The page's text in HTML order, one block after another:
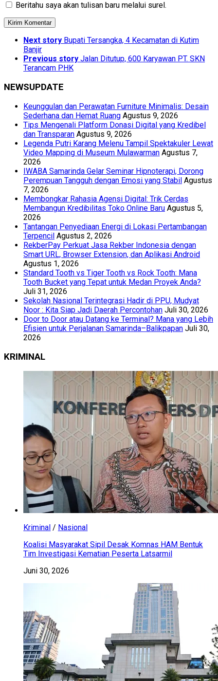
Beritahu saya akan tulisan baru melalui surel.
Next story Bupati Tersangka, 4 Kecamatan di Kutim
Banjir
Previous story Jalan Ditutup, 600 Karyawan PT. SKN
Terancam PHK
NEWSUPDATE
Keunggulan dan Perawatan Furniture Minimalis: Desain
Sederhana dan Hemat Ruang Agustus 9, 2026
Tips Mengenali Platform Donasi Digital yang Kredibel
dan Transparan Agustus 9, 2026
Legenda Putri Karang Melenu Tampil Spektakuler Lewat
Video Mapping di Museum Mulawarman Agustus 7,
2026
IWABA Samarinda Gelar Seminar Hipnoterapi, Dorong
Perempuan Tangguh dengan Emosi yang Stabil Agustus
7, 2026
Membongkar Rahasia Agensi Digital: Trik Cerdas
Membangun Kredibilitas Toko Online Baru Agustus 5,
2026
Tantangan Penyediaan Energi di Lokasi Pertambangan
Terpencil Agustus 2, 2026
RekberPay Perkuat Jasa Rekber Indonesia dengan
Smart URL, Browser Extension, dan Aplikasi Android
Agustus 1, 2026
Standard Tooth vs Tiger Tooth vs Rock Tooth: Mana
Tooth Bucket yang Tepat untuk Medan Proyek Anda?
Juli 31, 2026
Sekolah Nasional Terintegrasi Hadir di PPU, Mudyat
Noor : Kita Siap Jadi Daerah Percontohan Juli 30, 2026
Door to Door atau Datang ke Terminal? Mana yang Lebih
Efisien untuk Perjalanan Samarinda–Balikpapan Juli 30,
2026
KRIMINAL
Kriminal / Nasional
Koalisi Masyarakat Sipil Desak Komnas HAM Bentuk
Tim Investigasi Kematian Peserta Latsarmil
Juni 30, 2026